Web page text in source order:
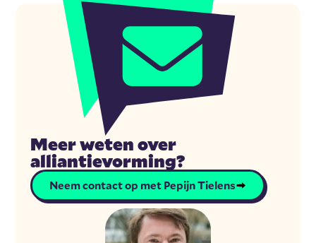
Meer weten over
alliantievorming?
Neem contact op met Pepijn Tielens